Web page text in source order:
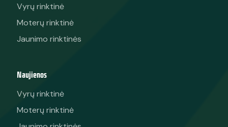
Vyrų rinktinė
Moterų rinktinė
Jaunimo rinktinės
Naujienos
Vyrų rinktinė
Moterų rinktinė